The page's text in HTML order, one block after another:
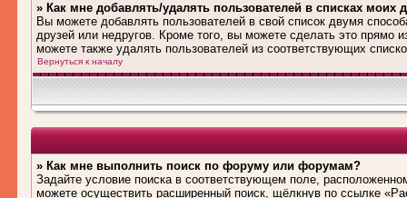
» Как мне добавлять/удалять пользователей в списках моих
Вы можете добавлять пользователей в свой список двумя
друзей или недругов. Кроме того, вы можете сделать это прямо
можете также удалять пользователей из соответствующих
Вернуться к началу
» Как мне выполнить поиск по форуму или форумам?
Задайте условие поиска в соответствующем поле,
можете осуществить расширенный поиск, щёлкнув по ссылке